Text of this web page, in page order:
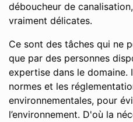
déboucheur de
vraiment délicates.
Ce sont des tâches qui ne
que par des personnes
expertise dans le domaine.
normes et les
environnementales, pour
l’environnement. D'où la